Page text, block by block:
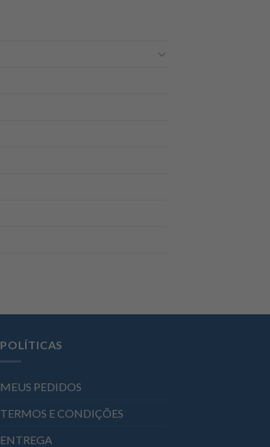
POLÍTICAS
MEUS PEDIDOS
TERMOS E CONDIÇÕES
ENTREGA